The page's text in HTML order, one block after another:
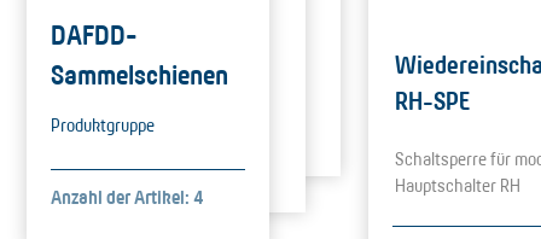
DAFDD-
Sammelschienen
Produktgruppe
Anzahl der Artikel: 4
RH-SPE
Schaltsperre für
Hauptschalter RH